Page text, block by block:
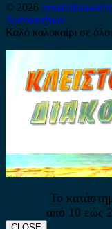
© 2026 antalaktika-
Αυτοκινήτων
Καλό καλοκαίρι σε
Το
από 10 εώς